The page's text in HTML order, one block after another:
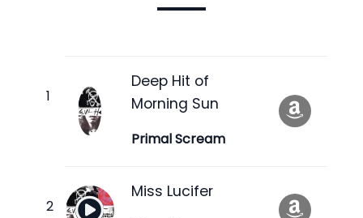
Deep Hit of
Morning Sun
Primal Scream
Miss Lucifer